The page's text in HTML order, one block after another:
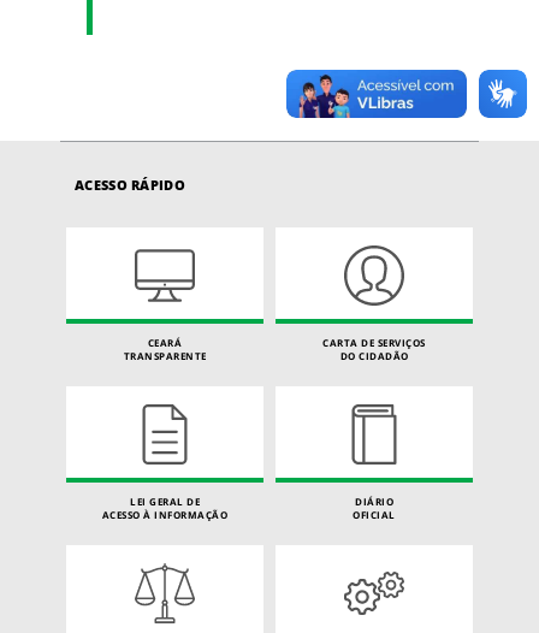
ACESSO RÁPIDO
CEARÁ
TRANSPARENTE
CARTA DE SERVIÇOS
DO CIDADÃO
LEI GERAL DE
ACESSO À INFORMAÇÃO
DIÁRIO
OFICIAL